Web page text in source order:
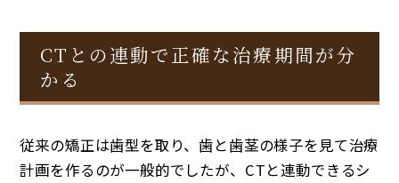
CTとの連動で正確な治療期間が分
かる
従来の矯正は歯型を取り、歯と歯茎の様子を見て治療
計画を作るのが一般的でしたが、CTと連動できるシ